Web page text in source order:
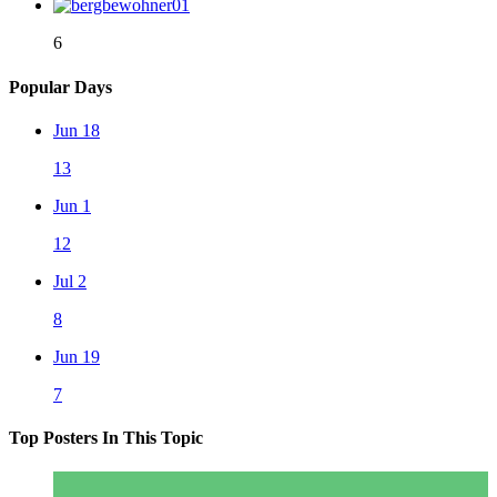
6
Popular Days
Jun 18
13
Jun 1
12
Jul 2
8
Jun 19
7
Top Posters In This Topic